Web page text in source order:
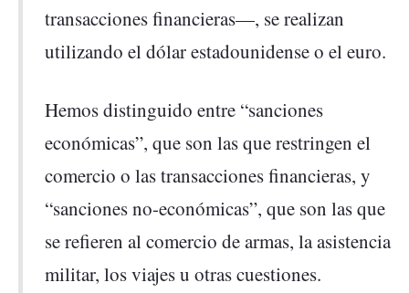
transacciones financieras—, se realizan
utilizando el dólar estadounidense o el euro.
Hemos distinguido entre “sanciones
económicas”, que son las que restringen el
comercio o las transacciones financieras, y
“sanciones no-económicas”, que son las que
se refieren al comercio de armas, la asistencia
militar, los viajes u otras cuestiones.